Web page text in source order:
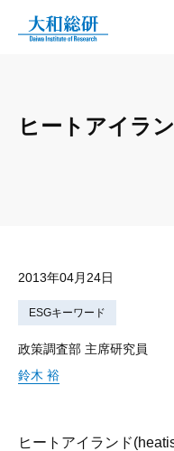
ヒートアイラ
2013年04月24日
ESGキーワード
政策調査部 主席研究員
鈴木 裕
ヒートアイランド